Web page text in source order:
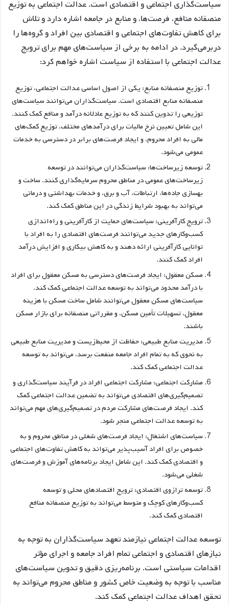
سیاست‌گذاری اجتماعی و اقتصادی است. عدالت اجتماعی به توزیع
منصفانه منافع، فرصت‌ها، و منابع در جامعه اشاره دارد و تلاش
برای کاهش تفاوت‌های اجتماعی و اقتصادی بین افراد و گروه‌ها را
دربرمی‌گیرد. در ادامه به برخی از سیاست‌های مهم برای ترویج
عدالت اجتماعی با استفاده از سیاست اشاره خواهم کرد:
توزیع منصفانه منابع: یکی از اصول اساسی عدالت اجتماعی، توزیع
منصفانه منابع اقتصادی است. سیاست‌گذاران می‌توانند سیاست‌های
توزیعی را تدوین کنند که به توزیع عادلانه درآمد و منافع کمک کنند.
این شامل تعیین نرخ مالیات برای درآمد‌های مختلف، توزیع کمک‌های
مالی به افراد محروم، و ایجاد فرصت‌های برابر در دسترسی به خدمات
عمومی می‌شود.
توسعه زیرساخت‌ها: سیاست‌گذاران می‌توانند در توسعه
زیرساخت‌های عمومی در مناطق محروم سرمایه‌گذاری کنند. ساخت و
بهسازی جاده‌ها، ارتباطات، آب و برق، و خدمات بهداشتی و درمانی
می‌تواند به بهبود شرایط زندگی در این مناطق کمک کند.
ترویج کارآفرینی: سیاست‌های حمایت از کارآفرینی و راه‌اندازی
کسب‌وکارهای جدید می‌توانند فرصت‌های اقتصادی را به افراد با
توانایی کارآفرینی ارائه دهند و به کاهش بیکاری و افزایش درآمد
افراد کمک کنند.
مسکن معقول: ایجاد فرصت‌های دسترسی به مسکن معقول برای افراد
با درآمد محدود می‌تواند به توسعه عدالت اجتماعی کمک کند.
سیاست‌های مسکن معقول می‌توانند شامل ساخت مسکن با هزینه
معقول، تسهیلات تأمین مسکن، و مقرراتی منصفانه برای بازار مسکن
باشند.
مدیریت منابع طبیعی: حفاظت از محیط‌زیست و مدیریت منابع طبیعی
به نحوی که به تمام افراد جامعه منفعت برسد، می‌تواند به توسعه
عدالت اجتماعی کمک کند.
مشارکت اجتماعی: مشارکت اجتماعی افراد در فرآیند سیاست‌گذاری و
تصمیم‌گیری‌های اقتصادی می‌تواند به تضمین عدالت اجتماعی کمک
کند. ایجاد فرصت‌های مشارکت مردم در تصمیم‌گیری‌های مهم می‌تواند
به توسعه عدالت اجتماعی منجر شود.
سیاست‌های اشتغال: ایجاد فرصت‌های شغلی در مناطق محروم و به
خصوص برای افراد آسیب‌پذیر می‌تواند به کاهش تفاوت‌های اجتماعی
و اقتصادی کمک کند. این شامل ایجاد برنامه‌های آموزش و فرصت‌های
شغلی می‌شود.
توسعه ترازوی اقتصادی: ترویج اقتصادهای محلی و توسعه
کسب‌وکارهای کوچک و متوسط می‌تواند به توزیع منصفانه منافع
اقتصادی کمک کند.
توسعه عدالت اجتماعی نیازمند تعهد سیاست‌گذاران به توجه به
نیازهای اقتصادی و اجتماعی تمام افراد جامعه و اجرای مؤثر
اقدامات سیاستی است. برنامه‌ریزی دقیق و تدوین سیاست‌های
مناسب با توجه به وضعیت خاص کشور و مناطق محروم می‌تواند به
تحقق اهداف عدالت اجتماعی کمک کند.